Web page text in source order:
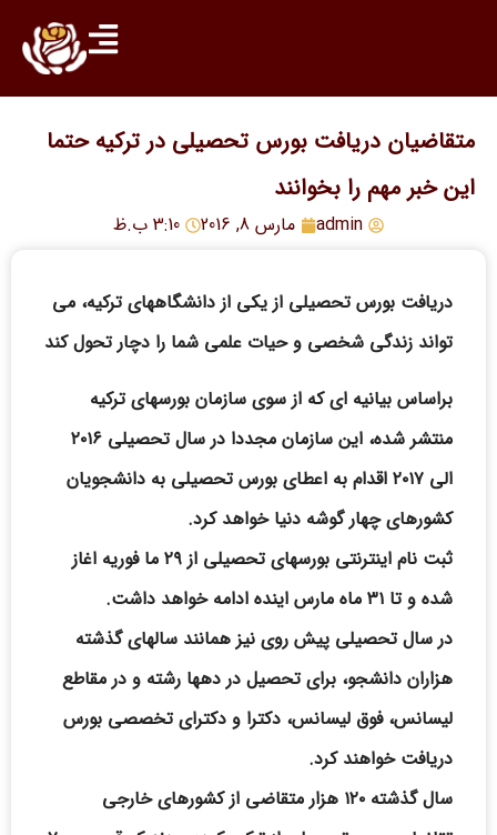
متقاضیان دریافت بورس تحصیلی در ترکیه حتما
این خبر مهم را بخوانند
admin مارس 8, 2016 3:10 ب.ظ
دریافت بورس تحصیلی از یکی از دانشگاههای ترکیه، می
تواند زندگی شخصی و حیات علمی شما را دچار تحول کند
براساس بیانیه ای که از سوی سازمان بورسهای ترکیه
منتشر شده، این سازمان مجددا در سال تحصیلی ۲۰۱۶
الی ۲۰۱۷ اقدام به اعطای بورس تحصیلی به دانشجویان
کشورهای چهار گوشه دنیا خواهد کرد.
ثبت نام اینترنتی بورسهای تحصیلی از ۲۹ ما فوریه اغاز
شده و تا ۳۱ ماه مارس اینده ادامه خواهد داشت.
در سال تحصیلی پیش روی نیز همانند سالهای گذشته
هزاران دانشجو، برای تحصیل در دهها رشته و در مقاطع
لیسانس، فوق لیسانس، دکترا و دکترای تخصصی بورس
دریافت خواهند کرد.
سال گذشته ۱۲۰ هزار متقاضی از کشورهای خارجی